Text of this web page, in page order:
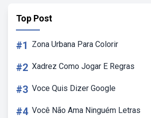
Top Post
#1 Zona Urbana Para Colorir
#2 Xadrez Como Jogar E Regras
#3 Voce Quis Dizer Google
#4 Você Não Ama Ninguém Letras